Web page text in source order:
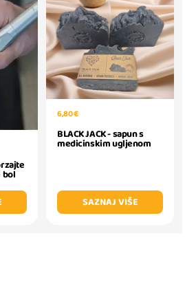
bol
6,80 €
BLACK JACK - sapun s
medicinskim ugljenom
SAZNAJ VIŠE